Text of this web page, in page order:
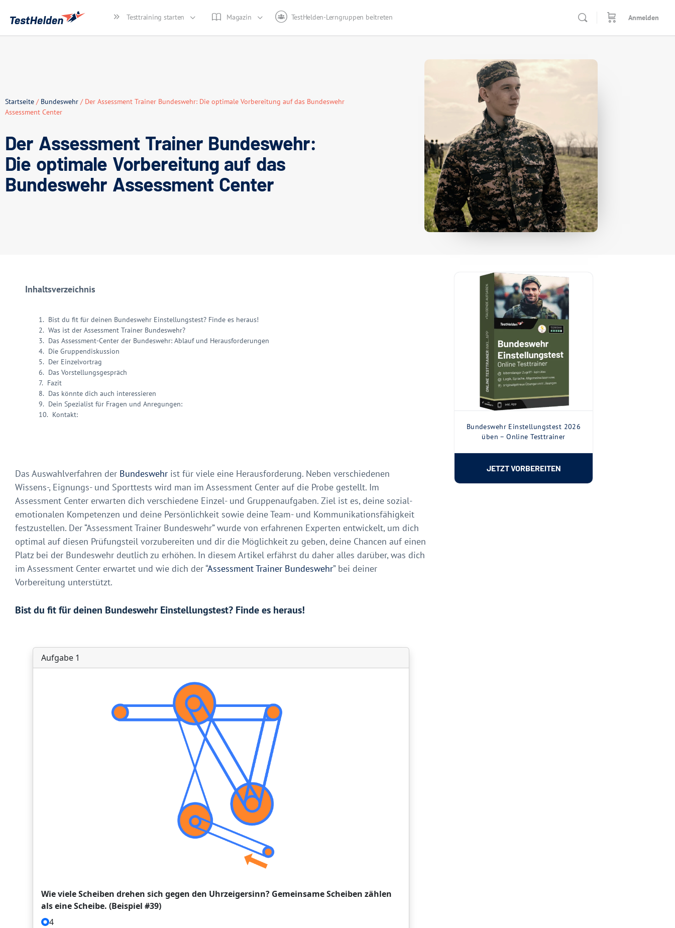
Testtraining starten Magazin TestHelden-Lerngruppen beitreten Anmelden
Startseite / Bundeswehr / Der Assessment Trainer Bundeswehr: Die optimale Vorbereitung auf das Bundeswehr
Assessment Center
Der Assessment Trainer Bundeswehr:
Die optimale Vorbereitung auf das
Bundeswehr Assessment Center
Inhaltsverzeichnis
Bist du fit für deinen Bundeswehr Einstellungstest? Finde es heraus!
Was ist der Assessment Trainer Bundeswehr?
Das Assessment-Center der Bundeswehr: Ablauf und Herausforderungen
Die Gruppendiskussion
Der Einzelvortrag
Das Vorstellungsgespräch
Fazit
Das könnte dich auch interessieren
Dein Spezialist für Fragen und Anregungen:
Kontakt:
Das Auswahlverfahren der Bundeswehr ist für viele eine Herausforderung. Neben verschiedenen
Wissens-, Eignungs- und Sporttests wird man im Assessment Center auf die Probe gestellt. Im
Assessment Center erwarten dich verschiedene Einzel- und Gruppenaufgaben. Ziel ist es, deine sozial-
emotionalen Kompetenzen und deine Persönlichkeit sowie deine Team- und Kommunikationsfähigkeit
festzustellen. Der “Assessment Trainer Bundeswehr” wurde von erfahrenen Experten entwickelt, um dich
optimal auf diesen Prüfungsteil vorzubereiten und dir die Möglichkeit zu geben, deine Chancen auf einen
Platz bei der Bundeswehr deutlich zu erhöhen. In diesem Artikel erfährst du daher alles darüber, was dich
im Assessment Center erwartet und wie dich der “Assessment Trainer Bundeswehr” bei deiner
Vorbereitung unterstützt.
Bist du fit für deinen Bundeswehr Einstellungstest? Finde es heraus!
Bundeswehr Einstellungstest 2026
üben – Online Testtrainer
JETZT VORBEREITEN